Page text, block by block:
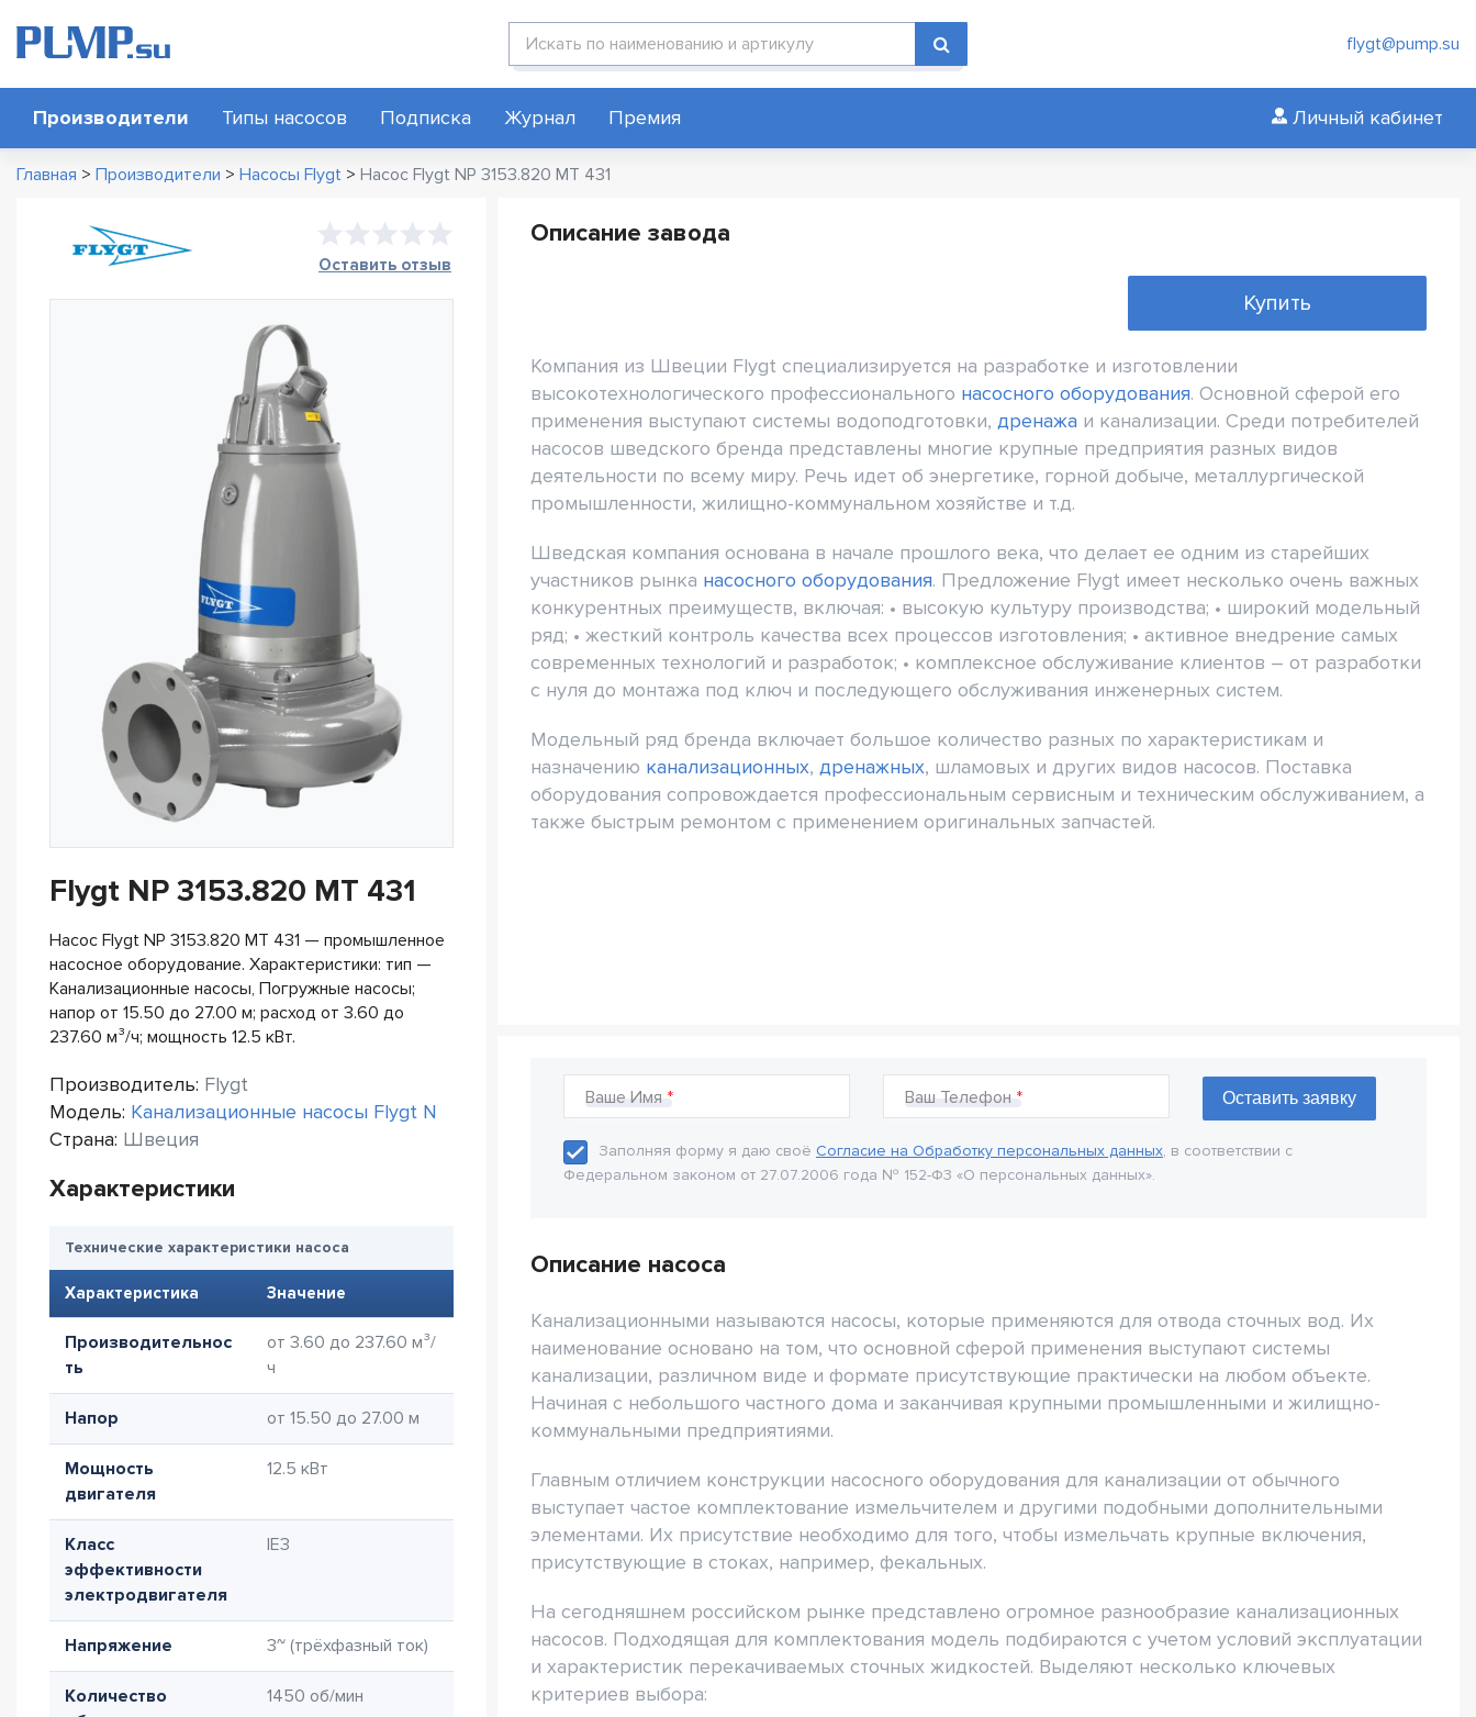
Поиск по каталогу flygt@pump.su
Производители Типы насосов Подписка Журнал Премия Личный кабинет
Главная > Производители > Насосы Flygt > Насос Flygt NP 3153.820 MT 431
Оставить отзыв
Flygt NP 3153.820 MT 431
Насос Flygt NP 3153.820 MT 431 — промышленное
насосное оборудование. Характеристики: тип —
Канализационные насосы, Погружные насосы;
напор от 15.50 до 27.00 м; расход от 3.60 до
237.60 м³/ч; мощность 12.5 кВт.
Производитель: Flygt
Модель: Канализационные насосы Flygt N
Страна: Швеция
Характеристики
Технические характеристики насоса
Характеристика Значение
Производительнос
ть
от 3.60 до 237.60 м³/
ч
Напор от 15.50 до 27.00 м
Мощность
двигателя
12.5 кВт
Класс
эффективности
электродвигателя
IE3
Напряжение 3~ (трёхфазный ток)
Количество
1450 об/мин
Описание завода
Купить
Компания из Швеции Flygt специализируется на разработке и изготовлении
высокотехнологического профессионального насосного оборудования. Основной сферой его
применения выступают системы водоподготовки, дренажа и канализации. Среди потребителей
насосов шведского бренда представлены многие крупные предприятия разных видов
деятельности по всему миру. Речь идет об энергетике, горной добыче, металлургической
промышленности, жилищно-коммунальном хозяйстве и т.д.
Шведская компания основана в начале прошлого века, что делает ее одним из старейших
участников рынка насосного оборудования. Предложение Flygt имеет несколько очень важных
конкурентных преимуществ, включая: • высокую культуру производства; • широкий модельный
ряд; • жесткий контроль качества всех процессов изготовления; • активное внедрение самых
современных технологий и разработок; • комплексное обслуживание клиентов – от разработки
с нуля до монтажа под ключ и последующего обслуживания инженерных систем.
Модельный ряд бренда включает большое количество разных по характеристикам и
назначению канализационных, дренажных, шламовых и других видов насосов. Поставка
оборудования сопровождается профессиональным сервисным и техническим обслуживанием, а
также быстрым ремонтом с применением оригинальных запчастей.
Ваше Имя Ваш Телефон
Заполняя форму я даю своё Согласие на Обработку персональных данных, в соответствии с
Федеральном законом от 27.07.2006 года № 152-Ф3 «О персональных данных».
Описание насоса
Канализационными называются насосы, которые применяются для отвода сточных вод. Их
наименование основано на том, что основной сферой применения выступают системы
канализации, различном виде и формате присутствующие практически на любом объекте.
Начиная с небольшого частного дома и заканчивая крупными промышленными и жилищно-
коммунальными предприятиями.
Главным отличием конструкции насосного оборудования для канализации от обычного
выступает частое комплектование измельчителем и другими подобными дополнительными
элементами. Их присутствие необходимо для того, чтобы измельчать крупные включения,
присутствующие в стоках, например, фекальных.
На сегодняшнем российском рынке представлено огромное разнообразие канализационных
насосов. Подходящая для комплектования модель подбираются с учетом условий эксплуатации
и характеристик перекачиваемых сточных жидкостей. Выделяют несколько ключевых
критериев выбора: